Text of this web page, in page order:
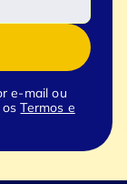
e-mail ou
osTermos e